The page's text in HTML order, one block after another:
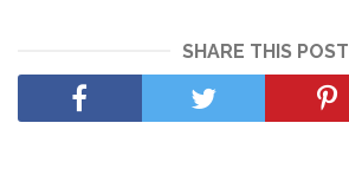
SHARE THIS POST